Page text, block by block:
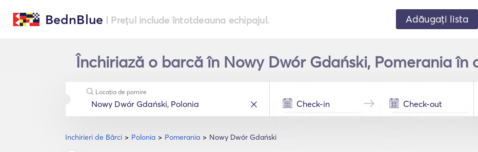
BednBlue | Prețul include întotdeauna echipajul. Adăugați lista
Închiriază o barcă în Nowy Dwór Gdański, Pomerania în
Inchirieri de Bărci Polonia Pomerania Nowy Dwór Gdański
Locația de pornire